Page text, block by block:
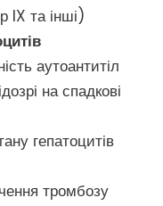
IX та інші)
аутоантитіл
на спадкові
гепатоцитів
тромбозу